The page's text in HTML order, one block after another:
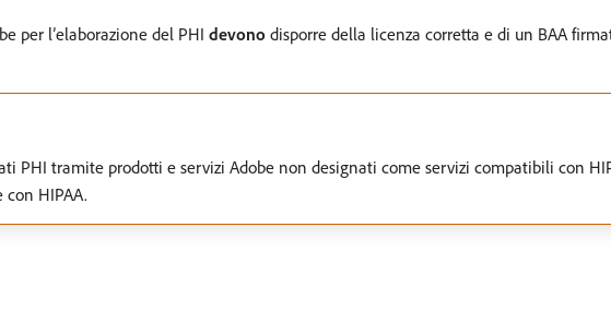
per l’elaborazione del PHI devono disporre della licenza corretta e di un BAA
PHI tramite prodotti e servizi Adobe non designati come servizi compatibili con
HIPAA.